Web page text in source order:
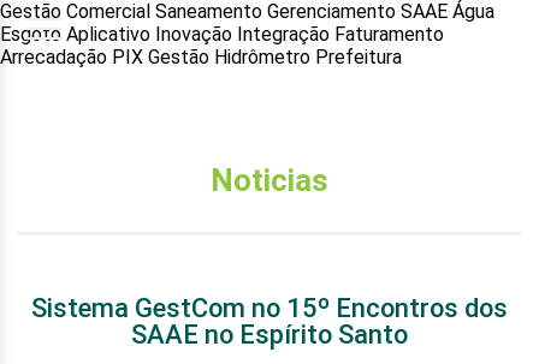
Gestão Comercial Saneamento Gerenciamento SAAE Água
Esgoto Aplicativo Inovação Integração Faturamento
Arrecadação PIX Gestão Hidrômetro Prefeitura
Noticias
Sistema GestCom no 15º Encontros dos
SAAE no Espírito Santo